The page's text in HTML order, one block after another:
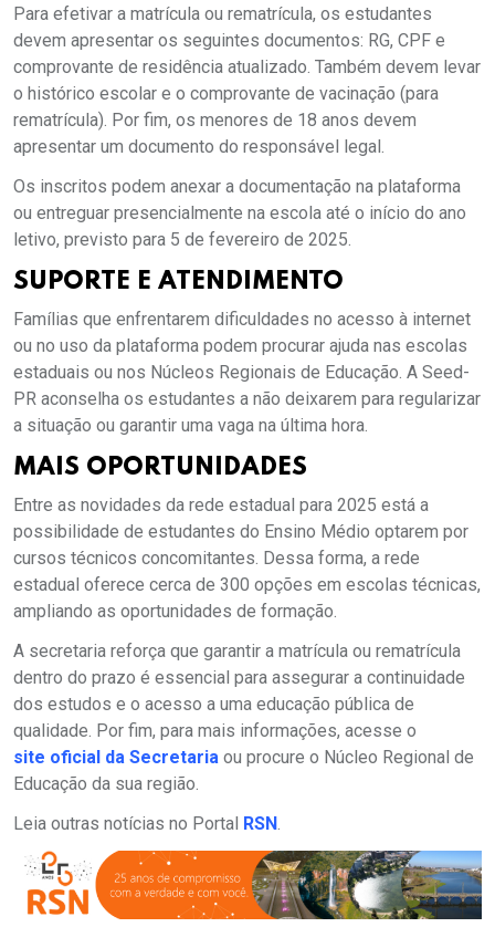
Para efetivar a matrícula ou rematrícula, os estudantes
devem apresentar os seguintes documentos: RG, CPF e
comprovante de residência atualizado. Também devem levar
o histórico escolar e o comprovante de vacinação (para
rematrícula). Por fim, os menores de 18 anos devem
apresentar um documento do responsável legal.
Os inscritos podem anexar a documentação na plataforma
ou entreguar presencialmente na escola até o início do ano
letivo, previsto para 5 de fevereiro de 2025.
SUPORTE E ATENDIMENTO
Famílias que enfrentarem dificuldades no acesso à internet
ou no uso da plataforma podem procurar ajuda nas escolas
estaduais ou nos Núcleos Regionais de Educação. A Seed-
PR aconselha os estudantes a não deixarem para regularizar
a situação ou garantir uma vaga na última hora.
MAIS OPORTUNIDADES
Entre as novidades da rede estadual para 2025 está a
possibilidade de estudantes do Ensino Médio optarem por
cursos técnicos concomitantes. Dessa forma, a rede
estadual oferece cerca de 300 opções em escolas técnicas,
ampliando as oportunidades de formação.
A secretaria reforça que garantir a matrícula ou rematrícula
dentro do prazo é essencial para assegurar a continuidade
dos estudos e o acesso a uma educação pública de
qualidade. Por fim, para mais informações, acesse o
site oficial da Secretaria ou procure o Núcleo Regional de
Educação da sua região.
Leia outras notícias no Portal RSN